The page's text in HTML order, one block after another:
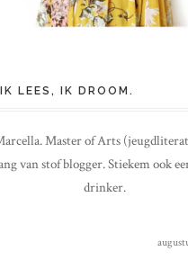
IK LEES, IK DROOM.
Master of Arts
van stof blogger. Stiekem ook
drinker.